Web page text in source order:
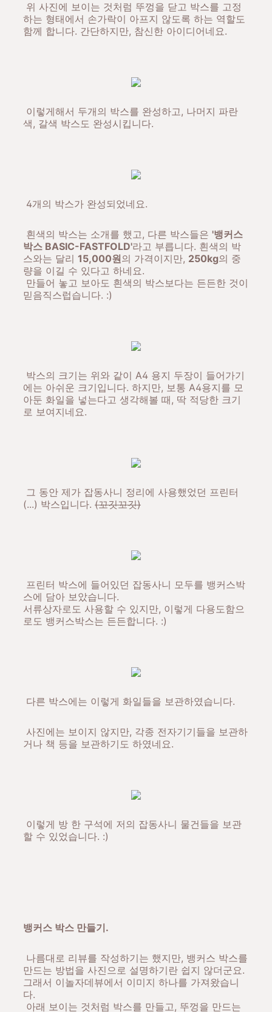
위 사진에 보이는 것처럼 뚜껑을 닫고 박스를 고정
하는 형태에서 손가락이 아프지 않도록 하는 역할도
함께 합니다. 간단하지만, 참신한 아이디어네요.
이렇게해서 두개의 박스를 완성하고, 나머지 파란
색, 갈색 박스도 완성시킵니다.
4개의 박스가 완성되었네요.
흰색의 박스는 소개를 했고, 다른 박스들은 '뱅커스
박스 BASIC-FASTFOLD'라고 부릅니다. 흰색의 박
스와는 달리 15,000원의 가격이지만, 250kg의 중
량을 이길 수 있다고 하네요.
만들어 놓고 보아도 흰색의 박스보다는 든든한 것이
믿음직스럽습니다. :)
박스의 크기는 위와 같이 A4 용지 두장이 들어가기
에는 아쉬운 크기입니다. 하지만, 보통 A4용지를 모
아둔 화일을 넣는다고 생각해볼 때, 딱 적당한 크기
로 보여지네요.
그 동안 제가 잡동사니 정리에 사용했었던 프린터
(...) 박스입니다. (꼬깃꼬깃)
프린터 박스에 들어있던 잡동사니 모두를 뱅커스박
스에 담아 보았습니다.
서류상자로도 사용할 수 있지만, 이렇게 다용도함으
로도 뱅커스박스는 든든합니다. :)
다른 박스에는 이렇게 화일들을 보관하였습니다.
사진에는 보이지 않지만, 각종 전자기기들을 보관하
거나 책 등을 보관하기도 하였네요.
이렇게 방 한 구석에 저의 잡동사니 물건들을 보관
할 수 있었습니다. :)
뱅커스 박스 만들기.
나름대로 리뷰를 작성하기는 했지만, 뱅커스 박스를
만드는 방법을 사진으로 설명하기란 쉽지 않더군요.
그래서 이놀자데뷰에서 이미지 하나를 가져왔습니
다.
아래 보이는 것처럼 박스를 만들고, 뚜껑을 만드는